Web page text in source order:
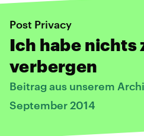
Post Privacy
Ich habe nichts
verbergen
Beitrag aus unserem
September 2014